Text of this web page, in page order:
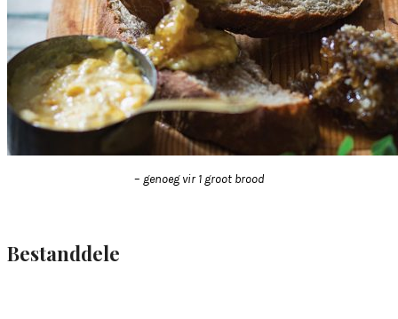
– genoeg vir 1 groot brood
Bestanddele